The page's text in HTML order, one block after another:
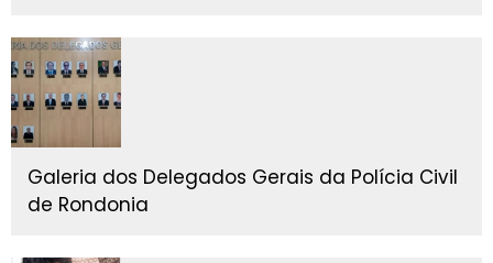
Galeria dos Delegados Gerais da Polícia Civil
de Rondonia